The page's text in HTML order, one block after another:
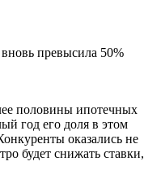
превысила 50%
половины ипотечных
год его доля в этом
оказались не
будет снижать ставки,